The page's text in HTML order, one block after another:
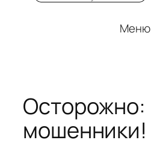
Меню
Осторожно:
мошенники!